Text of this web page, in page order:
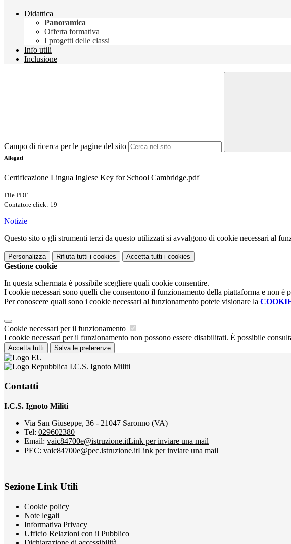
Didattica
Panoramica
Offerta formativa
I progetti delle classi
Info utili
Inclusione
Campo di ricerca per le pagine del sito
Allegati
Certificazione Lingua Inglese Key for School Cambridge.pdf
File PDF
Contatore click: 19
Notizie
Questo sito o gli strumenti terzi da questo utilizzati si avvalgono di cookie necessari al
Personalizza Rifiuta tutti i cookies Accetta tutti i cookies
Gestione cookie
In questa schermata è possibile scegliere quali cookie consentire.
I cookie necessari sono quelli che consentono il funzionamento della piattaforma e non è
Per conoscere quali sono i cookie necessari al funzionamento potete visionare la
Cookie necessari per il funzionamento
I cookie necessari per il funzionamento non possono essere disabilitati. È possibile
Accetta tutti Salva le preferenze
I.C.S. Ignoto Militi
Contatti
I.C.S. Ignoto Militi
Via San Giuseppe, 36 - 21047 Saronno (VA)
Tel: 029602380
Email: vaic84700e@istruzione.itLink per inviare una mail
PEC: vaic84700e@pec.istruzione.itLink per inviare una mail
Sezione Link Utili
Cookie policy
Note legali
Informativa Privacy
Ufficio Relazioni con il Pubblico